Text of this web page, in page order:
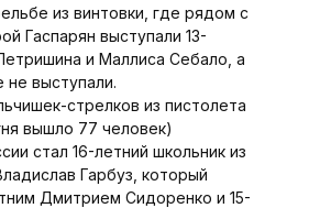
из винтовки, где рядом с
Гаспарян выступали 13-
и Маллиса Себало, а
выступали.
стрелков из пистолета
вышло 77 человек)
стал 16-летний школьник из
Гарбуз, который
Дмитрием Сидоренко и 15-